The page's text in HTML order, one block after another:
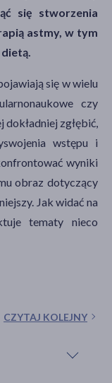
się stworzenia
astmy, w tym
się w wielu
czy
zgłębić,
wstępu i
wyniki
obraz dotyczący
Jak widać na
tematy nieco
CZYTAJ KOLEJNY